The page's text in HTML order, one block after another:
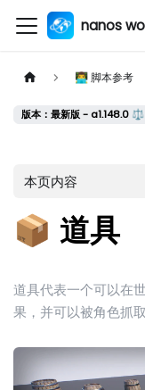
nanos
👨‍💻 脚本参考
版本：最新版 - a1.148.0 ⚖️
本页内容
📦 道具
道具代表一个可以在
果，并可以被角色抓取